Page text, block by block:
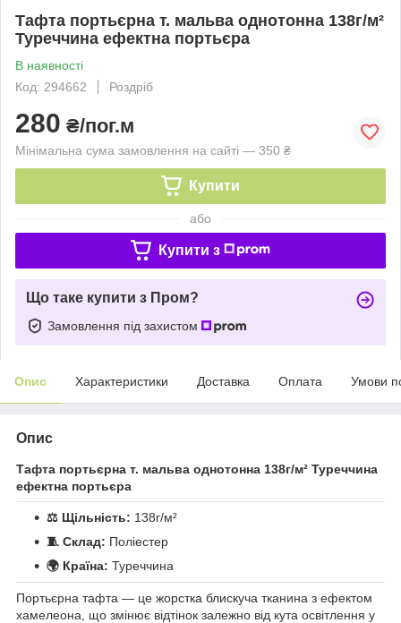
Тафта портьєрна т. мальва однотонна 138г/м²
Туреччина ефектна портьєра
В наявності
Код: 294662
Роздріб
280 ₴/пог.м
Мінімальна сума замовлення на сайті — 350 ₴
Купити
або
Купити з
Що таке купити з Пром?
Замовлення під захистом
Опис Характеристики Доставка Оплата Умови
Опис
Тафта портьєрна т. мальва однотонна 138г/м² Туреччина
ефектна портьєра
⚖️ Щільність: 138г/м²
🧵 Склад: Поліестер
🌍 Країна: Туреччина
Портьєрна тафта — це жорстка блискуча тканина з ефектом
хамелеона, що змінює відтінок залежно від кута освітлення у